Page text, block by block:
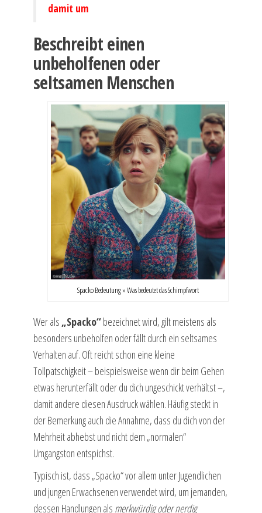
damit um
Beschreibt einen
unbeholfenen oder
seltsamen Menschen
Spacko Bedeutung » Was bedeutet das Schimpfwort
Wer als „Spacko“bezeichnet wird, gilt meistens als
besonders unbeholfen oder fällt durch ein seltsames
Verhalten auf. Oft reicht schon eine kleine
Tollpatschigkeit – beispielsweise wenn dir beim Gehen
etwas herunterfällt oder du dich ungeschickt verhältst –,
damit andere diesen Ausdruck wählen. Häufig steckt in
der Bemerkung auch die Annahme, dass du dich von der
Mehrheit abhebst und nicht dem „normalen“
Umgangston entspichst.
Typisch ist, dass „Spacko“ vor allem unter Jugendlichen
und jungen Erwachsenen verwendet wird, um jemanden,
dessen Handlungen als merkwürdig oder nerdig